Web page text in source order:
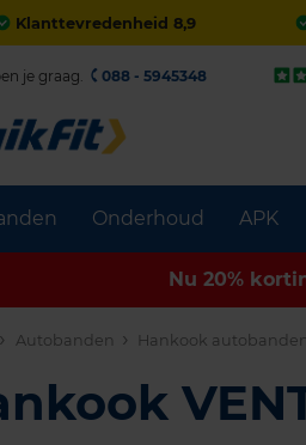
Klanttevredenheid 8,9
Onderhoud APK
je graag. 088 - 5945348
Nu 20%
Autobanden Hankook autobanden